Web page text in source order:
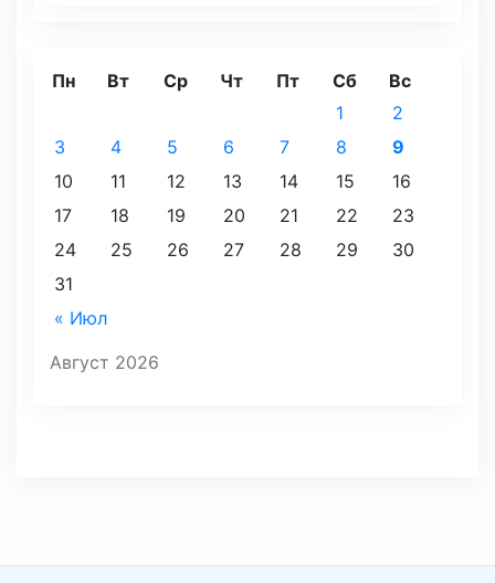
Август 2026
Пн Вт Ср Чт Пт Сб Вс
« Июл
1
2
3
4 5 6 7 8
9
10
11 12 13 14 15
16
17
18 19 20 21 22
23
24
25 26 27 28 29
30
31